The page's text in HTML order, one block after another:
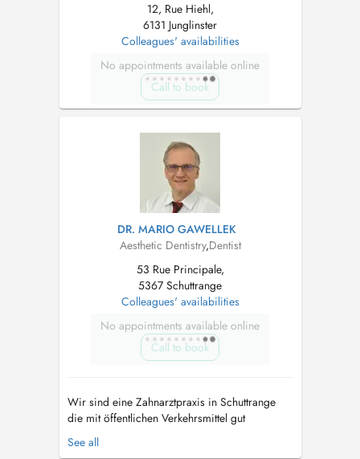
12, Rue Hiehl,
6131 Junglinster
Colleagues' availabilities
No appointments available online
Call to book
DR. MARIO GAWELLEK
Aesthetic Dentistry,Dentist
53 Rue Principale,
5367 Schuttrange
Colleagues' availabilities
No appointments available online
Call to book
Wir sind eine Zahnarztpraxis in Schuttrange
die mit öffentlichen Verkehrsmittel gut
erreichbar ist und über Parkplätze verfügt. Wir
haben einen behindertengerechten Aufzug.
See all